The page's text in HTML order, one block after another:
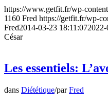
https://www.getfit.fr/wp-
1160 Fred https://getfit.fr/wp-
Fred2014-03-23 18:11:072022-
César
Les essentiels:
dans Diététique/parFred